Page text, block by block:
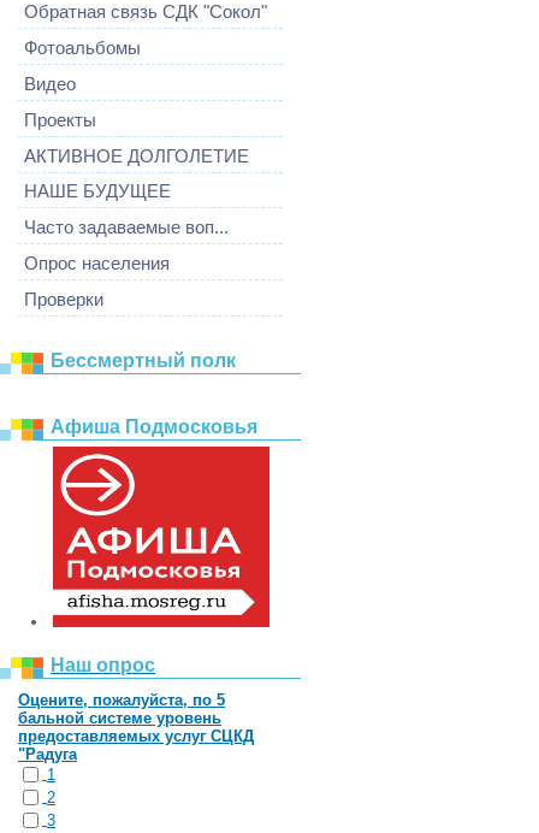
Обратная связь СДК "Сокол"
Фотоальбомы
Видео
Проекты
АКТИВНОЕ ДОЛГОЛЕТИЕ
НАШЕ БУДУЩЕЕ
Часто задаваемые воп...
Опрос населения
Проверки
Бессмертный полк
Афиша Подмосковья
Наш опрос
Оцените, пожалуйста, по 5
бальной системе уровень
предоставляемых услуг СЦКД
"Радуга
1
2
3